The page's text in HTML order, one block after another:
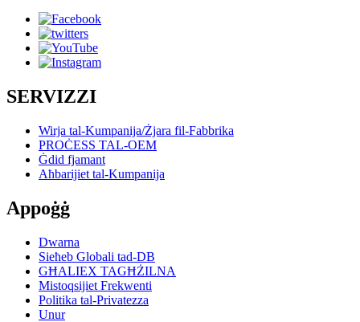
SERVIZZI
Wirja tal-Kumpanija/Żjara fil-Fabbrika
PROĊESS TAL-OEM
Ġdid fjamant
Aħbarijiet tal-Kumpanija
Appoġġ
Dwarna
Sieħeb Globali tad-DB
GĦALIEX TAGĦŻILNA
Mistoqsijiet Frekwenti
Politika tal-Privatezza
Unur